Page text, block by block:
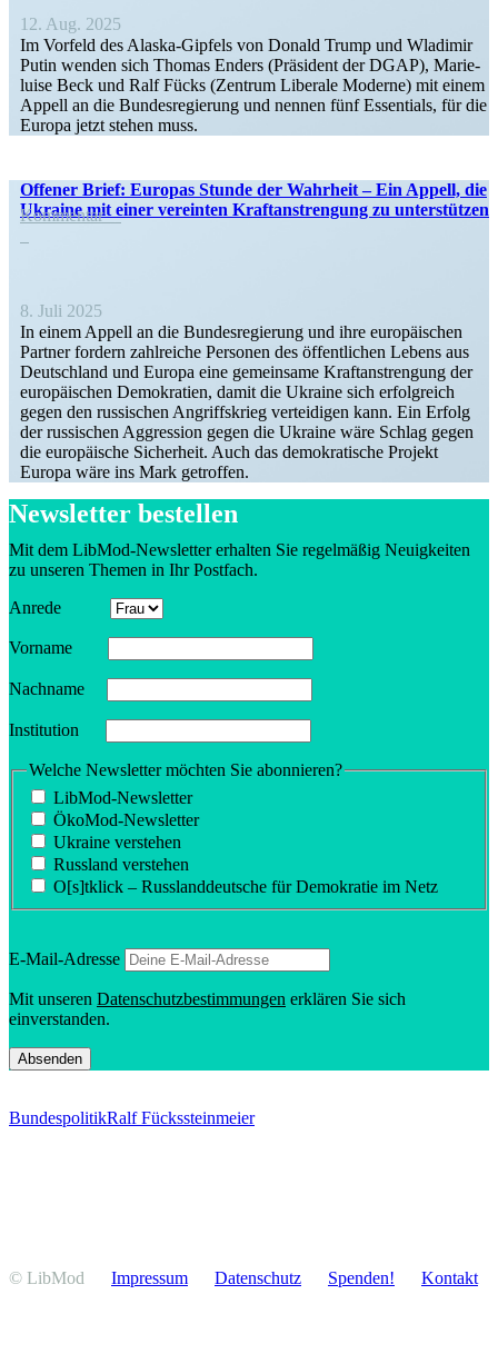
12. Aug. 2025
Im Vorfeld des Alaska-Gipfels von Donald Trump und Wladimir
Putin wenden sich Thomas Enders (Präsident der DGAP), Marie­
luise Beck und Ralf Fücks (Zentrum Liberale Moderne) mit einem
Appell an die Bundes­re­gierung und nennen fünf Essen­tials, für die
Europa jetzt stehen muss.
Offener Brief: Europas Stunde der Wahrheit – Ein Appell, die
Ukraine mit einer vereinten Kraft­an­strengung zu unterstützen
Kommentar
8. Juli 2025
In einem Appell an die Bundes­re­gierung und ihre europäi­schen
Partner fordern zahlreiche Personen des öffent­lichen Lebens aus
Deutschland und Europa eine gemeinsame Kraft­an­strengung der
europäi­schen Demokratien, damit die Ukraine sich erfolg­reich
gegen den russi­schen Angriffs­krieg vertei­digen kann. Ein Erfolg
der russi­schen Aggression gegen die Ukraine wäre Schlag gegen
die europäische Sicherheit. Auch das demokra­tische Projekt
Europa wäre ins Mark getroffen.
Newsletter bestellen
Mit dem LibMod-Newsletter erhalten Sie regel­mäßig Neuig­keiten
zu unseren Themen in Ihr Postfach.
Anrede
Vorname
Nachname
Insti­tution
Welche Newsletter möchten Sie abonnieren?
LibMod-Newsletter
ÖkoMod-Newsletter
Ukraine verstehen
Russland verstehen
O[s]tklick – Russland­deutsche für Demokratie im Netz
E‑Mail-Adresse
Mit unseren Daten­schutz­be­stim­mungen erklären Sie sich
einverstanden.
BundespolitikRalf Fückssteinmeier
© LibMod Impressum Daten­schutz Spenden! Kontakt